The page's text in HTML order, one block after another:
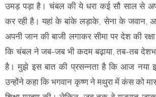
उमड़ पड़ा है। चंबल की ये धरा कई सौ साल से
कर रही है। यहां के बांके लड़ाके, सेना के जवान,
अपनी जान की बाजी लगाकर सीमा पर देश की
कि चंबल ने जब-जब भी कदम बढ़ाया, तब-तब
है। मुझे इस बात की प्रसन्नता है कि आज नया
उन्होंने कहा कि भगवान कृष्ण ने मथुरा में कंस को